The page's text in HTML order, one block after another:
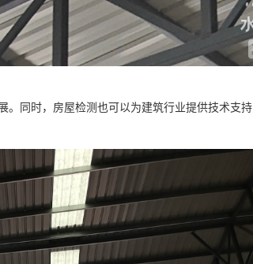
。同时，房屋检测也可以为建筑行业提供技术支持